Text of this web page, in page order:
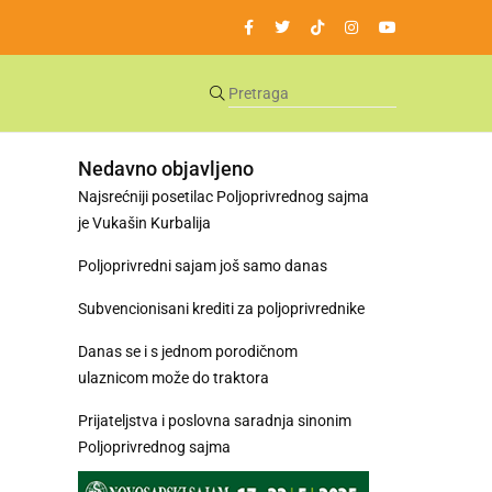
Nedavno objavljeno
Najsrećniji posetilac Poljoprivrednog sajma
je Vukašin Kurbalija
Poljoprivredni sajam još samo danas
Subvencionisani krediti za poljoprivrednike
Danas se i s jednom porodičnom
ulaznicom može do traktora
Prijateljstva i poslovna saradnja sinonim
Poljoprivrednog sajma